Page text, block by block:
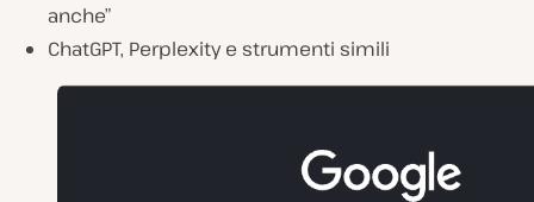
anche”
ChatGPT, Perplexity e strumenti simili